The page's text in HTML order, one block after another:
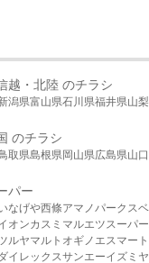
越・北陸 のチラシ
潟県富山県石川県福井県山
のチラシ
取県島根県岡山県広島県山
パー
なげや西條アマノパークス
オンカスミ マルエツ スーパ
ルヤマルト オギノ エスマート
イレックスサンエーイズミヤ